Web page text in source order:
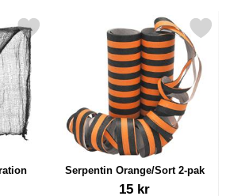
Dekoration som favorit
Serpentin Orange/Sort 2-pak
15 kr
Markér serpentin Orange/